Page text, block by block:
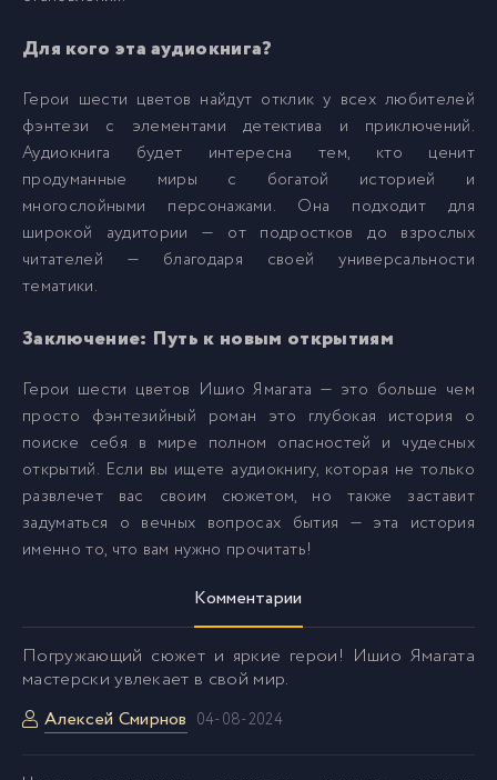
Для кого эта аудиокнига?
Герои шести цветов найдут отклик у всех любителей
фэнтези с элементами детектива и приключений.
Аудиокнига будет интересна тем, кто ценит
продуманные миры с богатой историей и
многослойными персонажами. Она подходит для
широкой аудитории — от подростков до взрослых
читателей — благодаря своей универсальности
тематики.
Заключение: Путь к новым открытиям
Герои шести цветов Ишио Ямагата — это больше чем
просто фэнтезийный роман это глубокая история о
поиске себя в мире полном опасностей и чудесных
открытий. Если вы ищете аудиокнигу, которая не только
развлечет вас своим сюжетом, но также заставит
задуматься о вечных вопросах бытия — эта история
именно то, что вам нужно прочитать!
Комментарии
Погружающий сюжет и яркие герои! Ишио Ямагата
мастерски увлекает в свой мир.
Алексей Смирнов 04-08-2024